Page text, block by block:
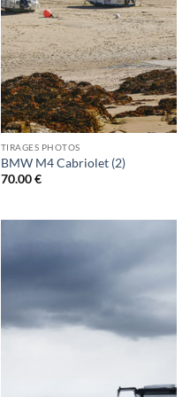
TIRAGES PHOTOS
BMW M4 Cabriolet (2)
70.00€